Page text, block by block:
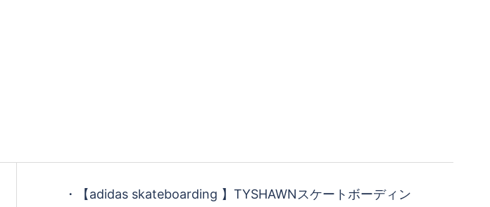
・ 【adidas skateboarding 】TYSHAWN スケートボーディン